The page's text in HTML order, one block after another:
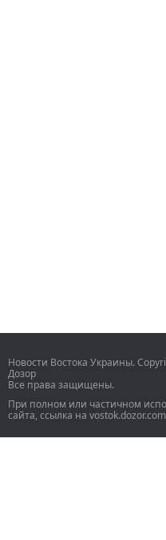
Новости Востока Украины.
Дозор
Все права защищены.
При полном или частичном
сайта, ссылка на